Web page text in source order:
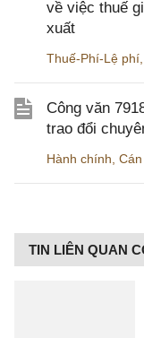
về việc thuế
xuất
Thuế-Phí-Lệ phí
Công văn
trao đổi
Hành chính
TIN LIÊN QUAN